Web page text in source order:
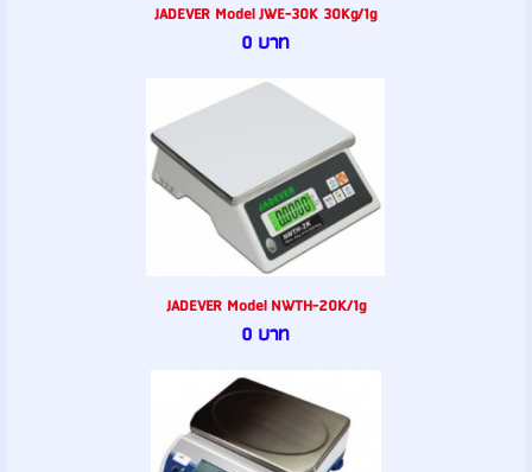
JADEVER Model JWE-30K 30Kg/1g
0 บาท
JADEVER Model NWTH-20K/1g
0 บาท